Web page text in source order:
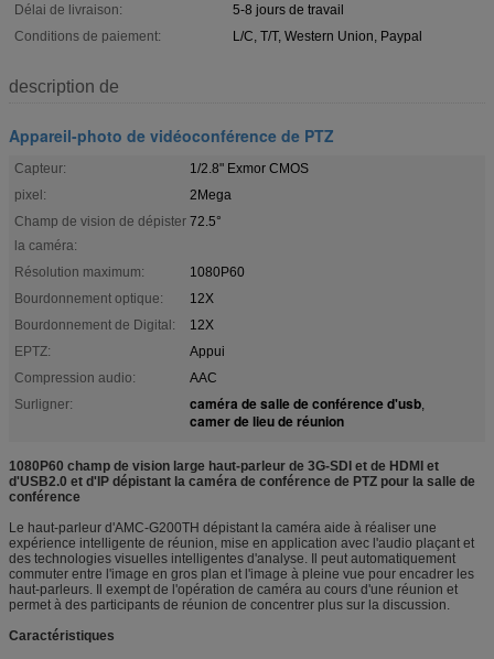
Délai de livraison:
5-8 jours de travail
Conditions de paiement:
L/C, T/T, Western Union, Paypal
description de
Appareil-photo de vidéoconférence de PTZ
Capteur:
1/2.8" Exmor CMOS
pixel:
2Mega
Champ de vision de dépister
la caméra:
72.5°
Résolution maximum:
1080P60
Bourdonnement optique:
12X
Bourdonnement de Digital:
12X
EPTZ:
Appui
Compression audio:
AAC
Surligner:
caméra de salle de conférence d'usb,
camer de lieu de réunion
1080P60 champ de vision large haut-parleur de 3G-SDI et de HDMI et
d'USB2.0 et d'IP dépistant la caméra de conférence de PTZ pour la salle de
conférence
Le haut-parleur d'AMC-G200TH dépistant la caméra aide à réaliser une
expérience intelligente de réunion, mise en application avec l'audio plaçant et
des technologies visuelles intelligentes d'analyse. Il peut automatiquement
commuter entre l'image en gros plan et l'image à pleine vue pour encadrer les
haut-parleurs. Il exempt de l'opération de caméra au cours d'une réunion et
permet à des participants de réunion de concentrer plus sur la discussion.
Caractéristiques